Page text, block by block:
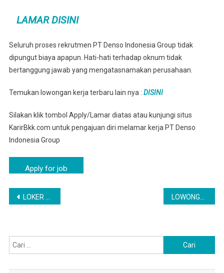
LAMAR DISINI
Seluruh proses rekrutmen PT Denso Indonesia Group tidak
dipungut biaya apapun. Hati-hati terhadap oknum tidak
bertanggung jawab yang mengatasnamakan perusahaan.
Temukan lowongan kerja terbaru lain nya : DISINI
Silakan klik tombol Apply/Lamar diatas atau kunjungi situs
KarirBkk.com untuk pengajuan diri melamar kerja PT Denso
Indonesia Group
Navigasi
LOKER CIBUBUR VIA ONLINE – LOWONGAN PT DENSO INDONESIA LULUSAN SMA SMK
untuk: